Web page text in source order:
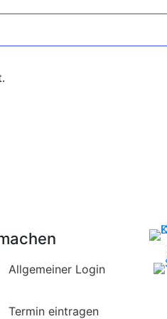
Allgemeiner Login
Termin eintragen